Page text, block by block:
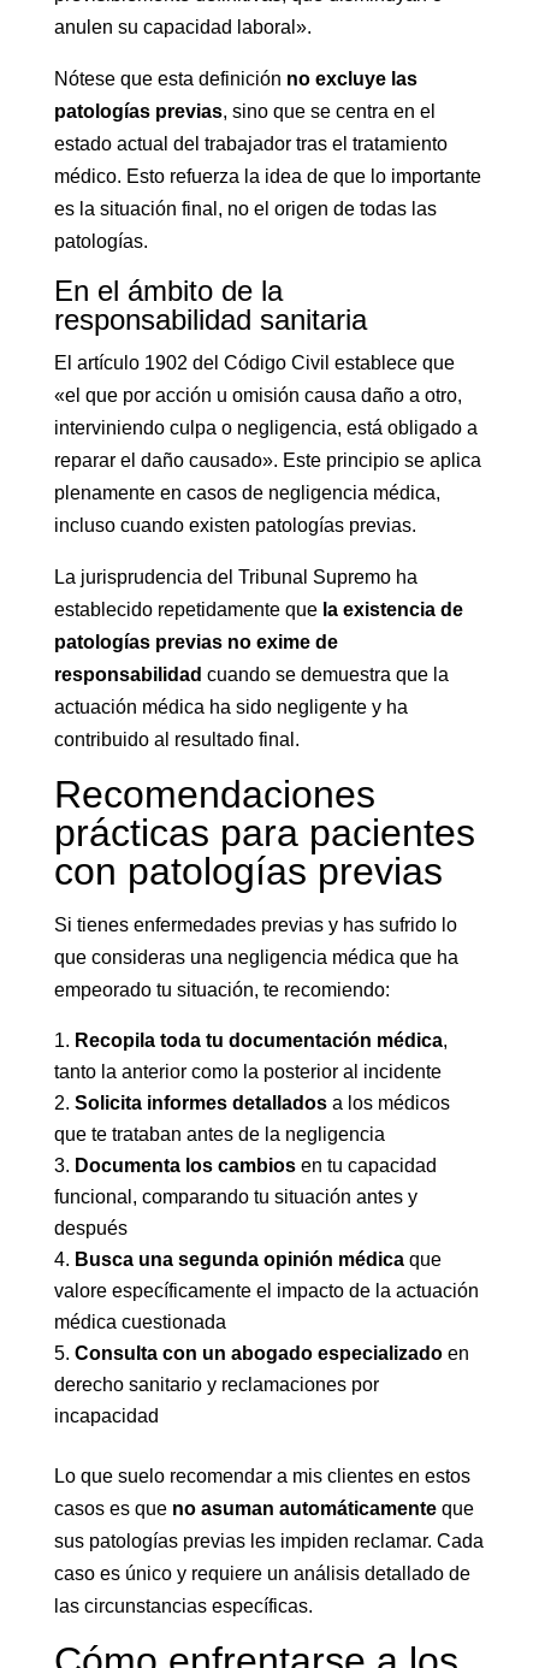
anulen su capacidad laboral».
Nótese que esta definición no excluye las
patologías previas, sino que se centra en el
estado actual del trabajador tras el tratamiento
médico. Esto refuerza la idea de que lo importante
es la situación final, no el origen de todas las
patologías.
En el ámbito de la
responsabilidad sanitaria
El artículo 1902 del Código Civil establece que
«el que por acción u omisión causa daño a otro,
interviniendo culpa o negligencia, está obligado a
reparar el daño causado». Este principio se aplica
plenamente en casos de negligencia médica,
incluso cuando existen patologías previas.
La jurisprudencia del Tribunal Supremo ha
establecido repetidamente que la existencia de
patologías previas no exime de
responsabilidad cuando se demuestra que la
actuación médica ha sido negligente y ha
contribuido al resultado final.
Recomendaciones
prácticas para pacientes
con patologías previas
Si tienes enfermedades previas y has sufrido lo
que consideras una negligencia médica que ha
empeorado tu situación, te recomiendo:
Recopila toda tu documentación médica,
tanto la anterior como la posterior al incidente
Solicita informes detalladosa los médicos
que te trataban antes de la negligencia
Documenta los cambiosen tu capacidad
funcional, comparando tu situación antes y
después
Busca una segunda opinión médicaque
valore específicamente el impacto de la actuación
médica cuestionada
Consulta con un abogado especializadoen
derecho sanitario y reclamaciones por
incapacidad
Lo que suelo recomendar a mis clientes en estos
casos es que no asuman automáticamenteque
sus patologías previas les impiden reclamar. Cada
caso es único y requiere un análisis detallado de
las circunstancias específicas.